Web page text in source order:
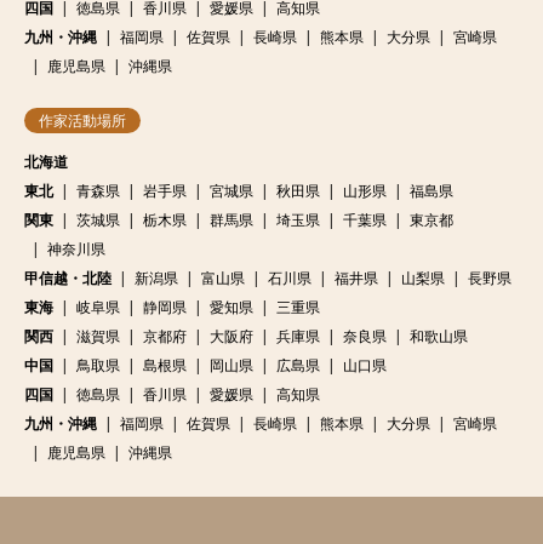
四国
徳島県 香川県 愛媛県
高知県
九州・沖縄
福岡県 佐賀県 長崎県 熊本県 大分県
宮崎県
鹿児島県
沖縄県
作家活動場所
北海道
東北
青森県 岩手県 宮城県 秋田県 山形県
福島県
関東
茨城県 栃木県 群馬県 埼玉県 千葉県
東京都
神奈川県
甲信越・北陸
新潟県 富山県 石川県 福井県 山梨県
長野県
東海
岐阜県 静岡県 愛知県
三重県
関西
滋賀県 京都府 大阪府 兵庫県 奈良県
和歌山県
中国
鳥取県 島根県 岡山県 広島県
山口県
四国
徳島県 香川県 愛媛県
高知県
九州・沖縄
福岡県 佐賀県 長崎県 熊本県 大分県
宮崎県
鹿児島県
沖縄県